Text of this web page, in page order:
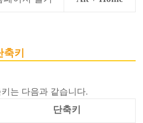
키
는 다음과 같습니다.
단축키